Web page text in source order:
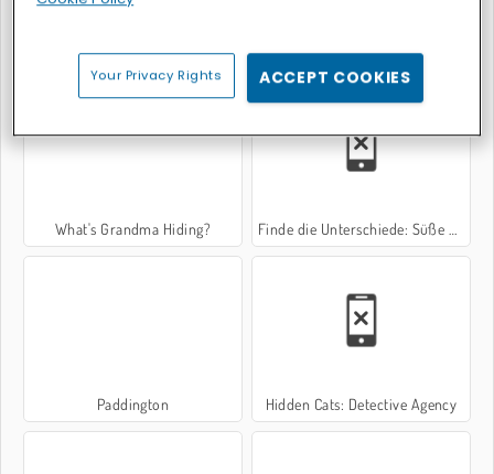
Hidden Magic OG Hidden Object: Clues and Mysteries
What's Grandma Hiding? Finde die Unterschiede: Süße Babys
Paddington Hidden Cats: Detective Agency
Your Privacy Rights ACCEPT COOKIES